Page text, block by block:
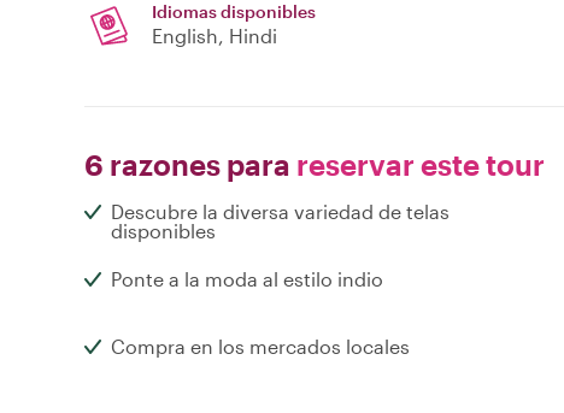
Idiomas disponibles
English, Hindi
6 razones para reservar este tour
Descubre la diversa variedad de telas
disponibles
Ponte a la moda al estilo indio
Compra en los mercados locales